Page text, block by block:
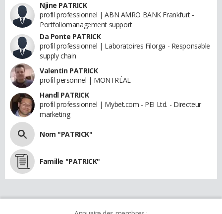
Njine PATRICK
profil professionnel | ABN AMRO BANK Frankfurt -
Portfoliomanagement support
Da Ponte PATRICK
profil professionnel | Laboratoires Filorga - Responsable
supply chain
Valentin PATRICK
profil personnel | MONTRÉAL
Handl PATRICK
profil professionnel | Mybet.com - PEI Ltd. - Directeur
marketing
Nom "PATRICK"
Famille "PATRICK"